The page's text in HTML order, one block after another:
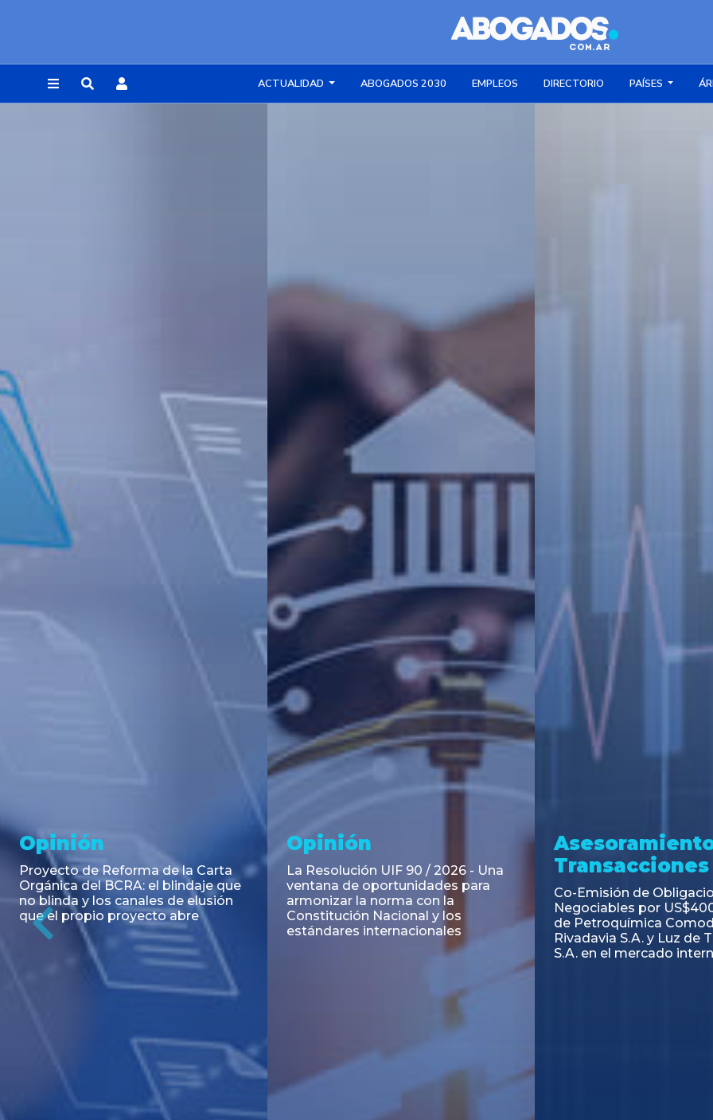
ACTUALIDAD ABOGADOS 2030 EMPLEOS DIRECTORIO PAÍSES
Noticia
RESOLUCIÓN 271/2026 de la
SECRETARIA DE COORDINACIÓN
DE PRODUCCIÓN: Actualización y
unificación de las advertencias
obligatorias en la publicidad de
juegos y apuestas en...
Asesoramiento y
Transacciones
Emisión de Obligaciones
Negociables Clase E de Central
Puerto S.A. por un Valor Nominal
de U$S 98.897.303
Transacciones
PAGBAM asesoró a
autorización para la
de los Certificados de
del Fideicomiso
Inmobiliario "Espacio
Previous